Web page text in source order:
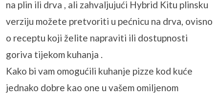
na plin ili drva , ali zahvaljujući Hybrid Kitu plinsku
verziju možete pretvoriti u pećnicu na drva, ovisno
o receptu koji želite napraviti ili dostupnosti
goriva tijekom kuhanja .
Kako bi vam omogućili kuhanje pizze kod kuće
jednako dobre kao one u vašem omiljenom